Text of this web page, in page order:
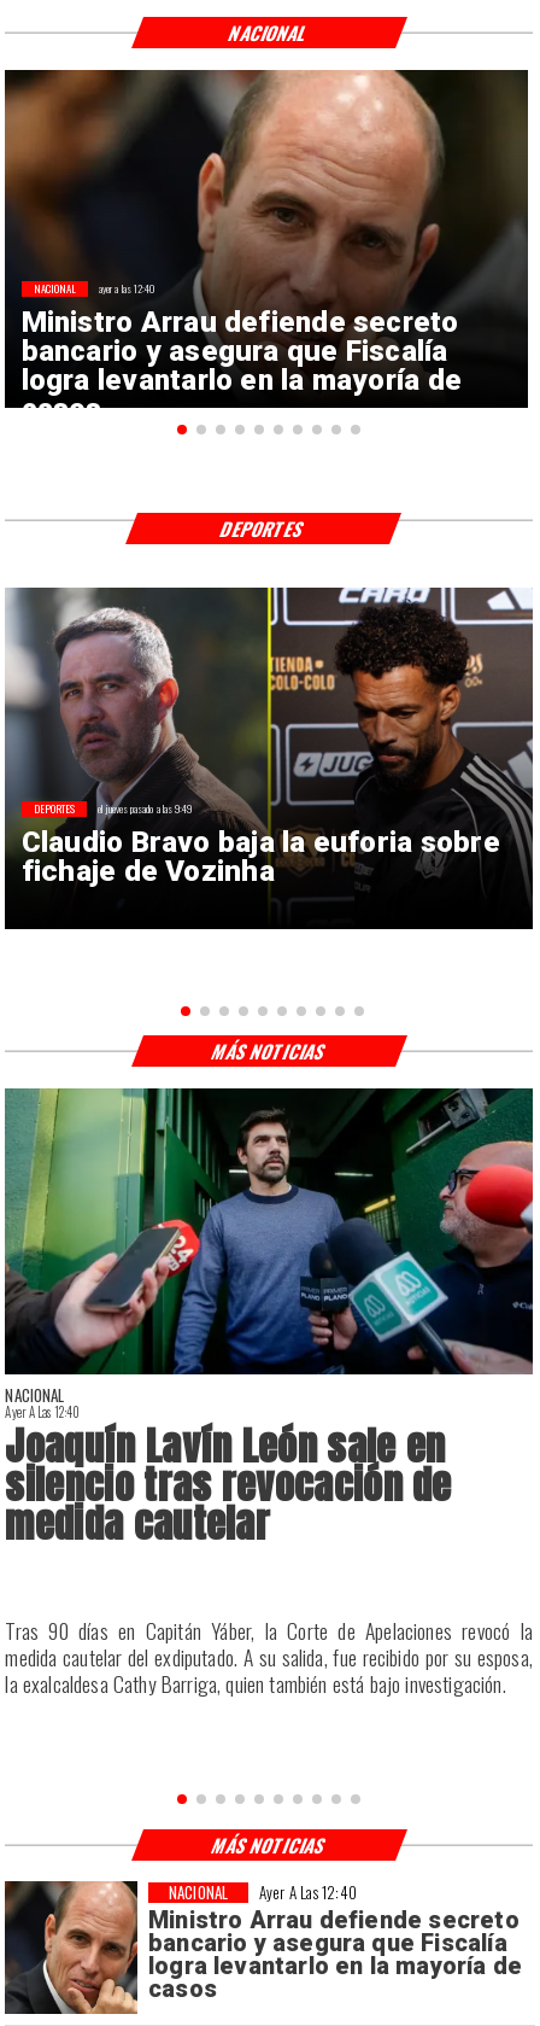
Ministro Arrau defiende secreto
bancario y asegura que Fiscalía
logra levantarlo en la mayoría de
casos
NACIONAL ayer a las 12:40
NACIONAL
Claudio Bravo baja la euforia sobre
fichaje de Vozinha
DEPORTES el jueves pasado a las 9:49
DEPORTES
NACIONAL
Ayer A Las 12:40
Joaquín Lavín León sale en
silencio tras revocación de
medida cautelar
Tras 90 días en Capitán Yáber, la Corte de Apelaciones revocó la
medida cautelar del exdiputado. A su salida, fue recibido por su esposa,
la exalcaldesa Cathy Barriga, quien también está bajo investigación.
MÁS NOTICIAS
Ayer A Las 12:40
Ministro Arrau defiende secreto
bancario y asegura que Fiscalía
logra levantarlo en la mayoría de
casos
NACIONAL
MÁS NOTICIAS